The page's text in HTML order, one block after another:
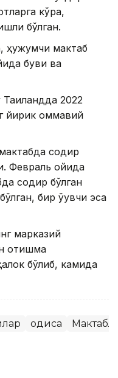
кўра,
бўлган.
ҳужумчи мактаб
буви ва
Таиландда 2022
йирик оммавий
содир
Февраль ойида
содир бўлган
бир ўқувчи эса
марказий
отишма
бўлиб, камида
Ҳодиса